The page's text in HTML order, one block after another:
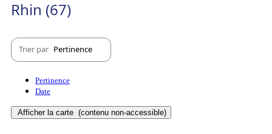
Rhin (67)
Trier par Pertinence
Pertinence
Date
Afficher la carte (contenu non-accessible)